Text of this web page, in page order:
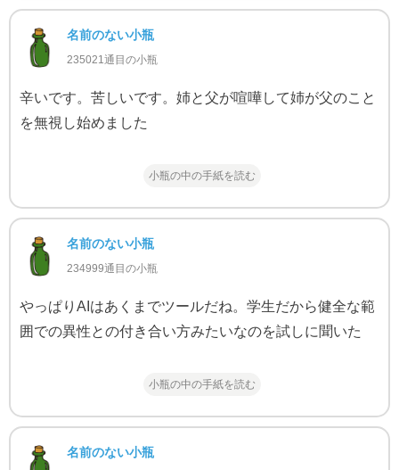
名前のない小瓶
235021通目の小瓶
辛いです。苦しいです。姉と父が喧嘩して姉が父のこと
を無視し始めました
小瓶の中の手紙を読む
名前のない小瓶
234999通目の小瓶
やっぱりAIはあくまでツールだね。学生だから健全な範
囲での異性との付き合い方みたいなのを試しに聞いた
小瓶の中の手紙を読む
名前のない小瓶